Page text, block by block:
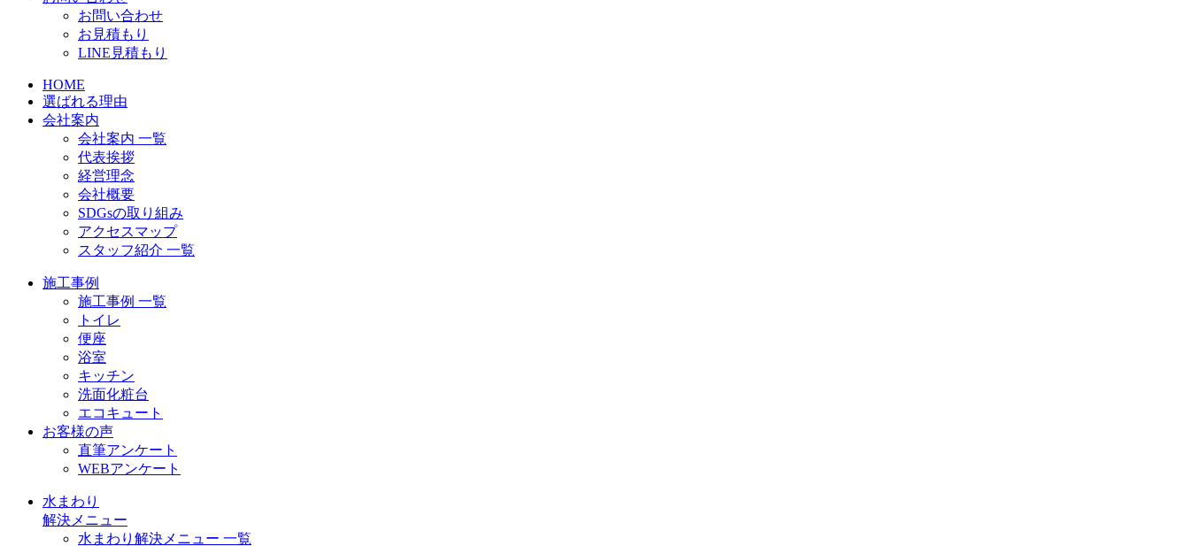
お問い合わせ
お見積もり
LINE見積もり
HOME
選ばれる理由
会社案内
会社案内 一覧
代表挨拶
経営理念
会社概要
SDGsの取り組み
アクセスマップ
スタッフ紹介 一覧
施工事例
施工事例 一覧
トイレ
便座
浴室
キッチン
洗面化粧台
エコキュート
お客様の声
直筆アンケート
WEBアンケート
水まわり
解決メニュー
水まわり解決メニュー 一覧